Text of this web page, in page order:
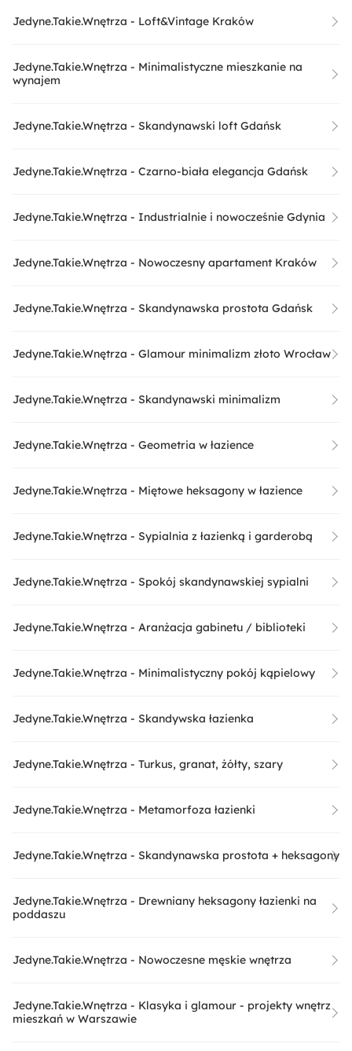
Jedyne.Takie.Wnętrza - Loft&Vintage Kraków
Jedyne.Takie.Wnętrza - Minimalistyczne mieszkanie na
wynajem
Jedyne.Takie.Wnętrza - Skandynawski loft Gdańsk
Jedyne.Takie.Wnętrza - Czarno-biała elegancja Gdańsk
Jedyne.Takie.Wnętrza - Industrialnie i nowocześnie Gdynia
Jedyne.Takie.Wnętrza - Nowoczesny apartament Kraków
Jedyne.Takie.Wnętrza - Skandynawska prostota Gdańsk
Jedyne.Takie.Wnętrza - Glamour minimalizm złoto Wrocław
Jedyne.Takie.Wnętrza - Skandynawski minimalizm
Jedyne.Takie.Wnętrza - Geometria w łazience
Jedyne.Takie.Wnętrza - Miętowe heksagony w łazience
Jedyne.Takie.Wnętrza - Sypialnia z łazienką i garderobą
Jedyne.Takie.Wnętrza - Spokój skandynawskiej sypialni
Jedyne.Takie.Wnętrza - Aranżacja gabinetu / biblioteki
Jedyne.Takie.Wnętrza - Minimalistyczny pokój kąpielowy
Jedyne.Takie.Wnętrza - Skandywska łazienka
Jedyne.Takie.Wnętrza - Turkus, granat, żółty, szary
Jedyne.Takie.Wnętrza - Metamorfoza łazienki
Jedyne.Takie.Wnętrza - Skandynawska prostota + heksagony
Jedyne.Takie.Wnętrza - Drewniany heksagony łazienki na
poddaszu
Jedyne.Takie.Wnętrza - Nowoczesne męskie wnętrza
Jedyne.Takie.Wnętrza - Klasyka i glamour - projekty wnętrz
mieszkań w Warszawie